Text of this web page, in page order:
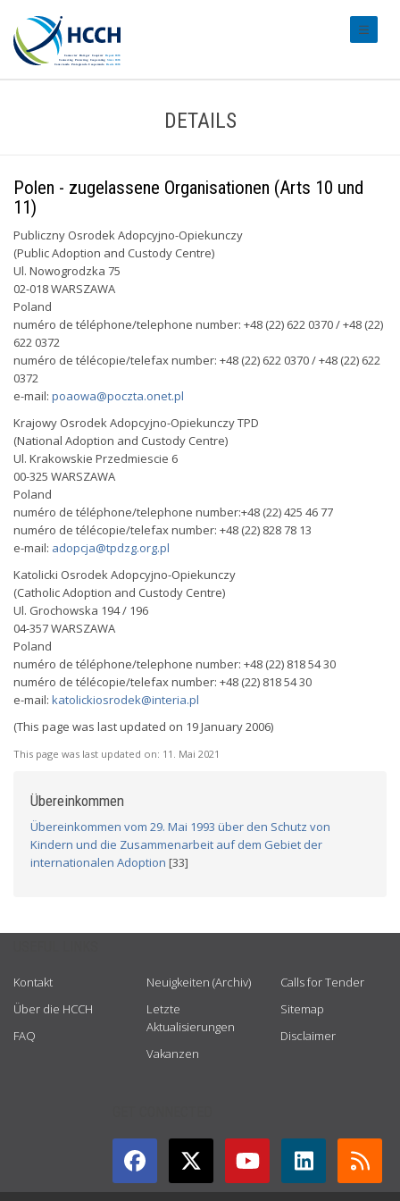
DETAILS
Polen - zugelassene Organisationen (Arts 10 und
11)
Publiczny Osrodek Adopcyjno-Opiekunczy
(Public Adoption and Custody Centre)
Ul. Nowogrodzka 75
02-018 WARSZAWA
Poland
numéro de téléphone/telephone number: +48 (22) 622 0370 / +48 (22)
622 0372
numéro de télécopie/telefax number: +48 (22) 622 0370 / +48 (22) 622
0372
e-mail: poaowa@poczta.onet.pl
Krajowy Osrodek Adopcyjno-Opiekunczy TPD
(National Adoption and Custody Centre)
Ul. Krakowskie Przedmiescie 6
00-325 WARSZAWA
Poland
numéro de téléphone/telephone number:+48 (22) 425 46 77
numéro de télécopie/telefax number: +48 (22) 828 78 13
e-mail: adopcja@tpdzg.org.pl
Katolicki Osrodek Adopcyjno-Opiekunczy
(Catholic Adoption and Custody Centre)
Ul. Grochowska 194 / 196
04-357 WARSZAWA
Poland
numéro de téléphone/telephone number: +48 (22) 818 54 30
numéro de télécopie/telefax number: +48 (22) 818 54 30
e-mail: katolickiosrodek@interia.pl
(This page was last updated on 19 January 2006)
This page was last updated on: 11. Mai 2021
Übereinkommen
Übereinkommen vom 29. Mai 1993 über den Schutz von
Kindern und die Zusammenarbeit auf dem Gebiet der
internationalen Adoption [33]
Kontakt
Über die HCCH
FAQ
Neuigkeiten (Archiv)
Letzte
Aktualisierungen
Vakanzen
Calls for Tender
Sitemap
Disclaimer